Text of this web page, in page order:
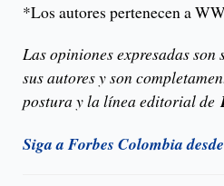
*Los autores pertenecen a
Las opiniones expresadas
sus autores y son
postura y la línea editorial de
Siga a Forbes Colombia